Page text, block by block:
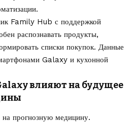
Family Hub с поддержкой
распознавать продукты,
списки покупок. Данные
Galaxy и кухонной
влияют на будущее
прогнозную медицину.